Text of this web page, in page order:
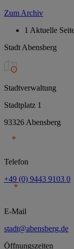
Zum Archiv
1 Aktuelle
Stadt Abensberg
Stadtverwaltung
Stadtplatz 1
93326 Abensberg
Telefon
+49 (0) 9443 9103 0
E-Mail
stadt@abensberg.de
Öffnungszeiten